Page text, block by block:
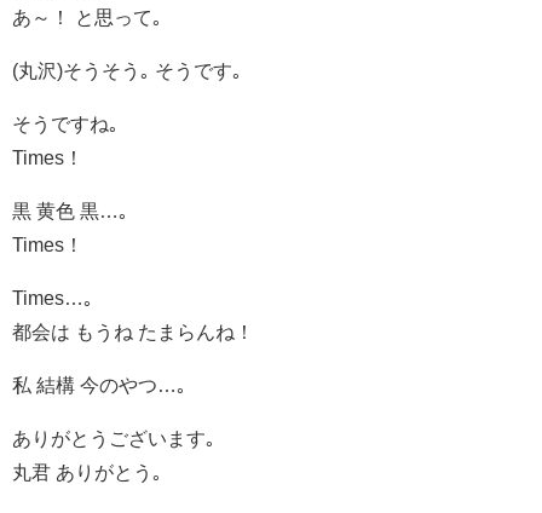
あ～！ と思って｡
(丸沢)そうそう｡ そうです｡
そうですね｡
Times！
黒 黄色 黒…｡
Times！
Times…｡
都会は もうね たまらんね！
私 結構 今のやつ…｡
ありがとうございます｡
丸君 ありがとう｡